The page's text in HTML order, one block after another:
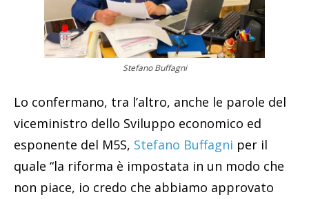
Stefano Buffagni
Lo confermano, tra l’altro, anche le parole del
viceministro dello Sviluppo economico ed
esponente del M5S, Stefano Buffagni per il
quale “la riforma è impostata in un modo che
non piace, io credo che abbiamo approvato